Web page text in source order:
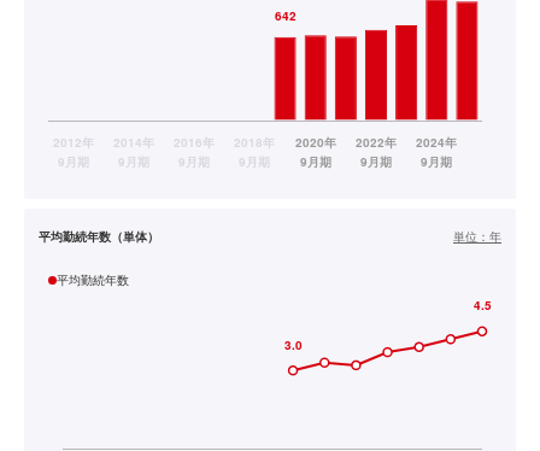
平均勤続年数（単体） 単位： 年
平均勤続年数